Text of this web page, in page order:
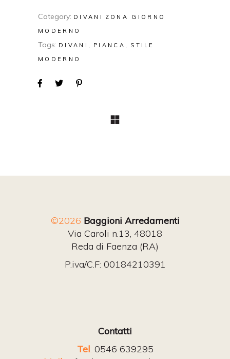
Category: DIVANI
ZONA GIORNO
MODERNO
Tags: DIVANI PIANCA
STILE
MODERNO
©2026 Baggioni Arredamenti
Via Caroli n.13, 48018
Reda di Faenza (RA)
P.iva/C.F: 00184210391
Contatti
Tel: 0546 639295